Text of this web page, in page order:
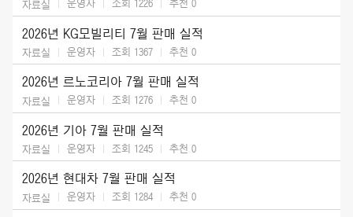
자료실 운영자 조회 1226 추천 0
2026년 KG모빌리티 7월 판매 실적
자료실 운영자 조회 1367 추천 0
2026년 르노코리아 7월 판매 실적
자료실 운영자 조회 1276 추천 0
2026년 기아 7월 판매 실적
자료실 운영자 조회 1245 추천 0
2026년 현대차 7월 판매 실적
자료실 운영자 조회 1284 추천 0